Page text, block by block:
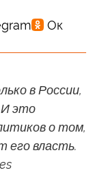
в России,
И это
о том,
его власть.